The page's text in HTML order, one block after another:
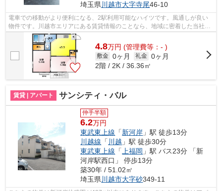
埼玉県 川越市大字寺尾46-10
電車での移動がより便利になる、2駅利用可能なハイツです。風通しが良い
物件です。川越市エリアにある賃貸情報のことなら、地域に密着した当社へ
お任せ下さい。当社は、多種多様な賃貸...
4.8万円 (管理費等：- )
敷金 0ヶ月 礼金 0ヶ月
2階 / 2K / 36.36㎡
賃貸 | アパート サンシティ・バル
仲手半額
6.2万円
東武東上線 「新河岸 」駅 徒歩13分
川越線 「 川越 」駅 徒歩30分
東武東上線 「 上福岡 」駅 バス23分 「新
河岸駅西口」 停歩13分
築30年 / 51.02㎡
埼玉県 川越市大字砂349-11